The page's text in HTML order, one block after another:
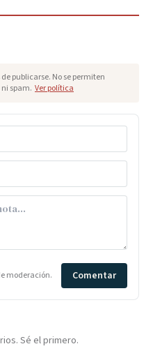
publicarse. No se permiten
spam. Ver política
moderación. Comentar
Sé el primero.